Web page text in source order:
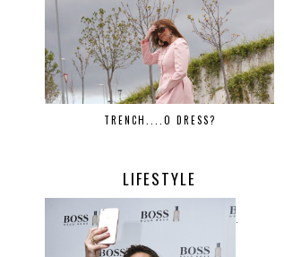
TRENCH....O DRESS?
LIFESTYLE
.